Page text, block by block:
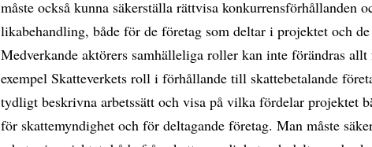
måste också kunna säkerställa rättvisa konkurrensförhållanden
likabehandling, både för de företag som deltar i projektet och
Medverkande aktörers samhälleliga roller kan inte förändras
exempel Skatteverkets roll i förhållande till skattebetalande
tydligt beskrivna arbetssätt och visa på vilka fördelar projektet
för skattemyndighet och för deltagande företag. Man måste